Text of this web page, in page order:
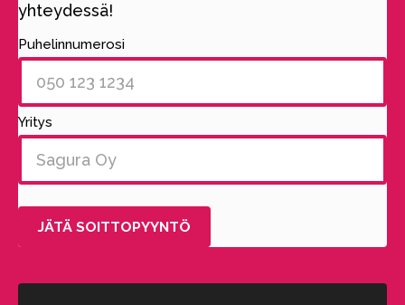
yhteydessä!
Puhelinnumerosi
Yritys